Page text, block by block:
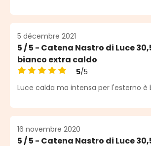
5 décembre 2021
5 / 5 - Catena Nastro di Luce
bianco extra caldo
Note moyenne de 5 sur 5 étoiles
5/5
Luce calda ma intensa per l'esterno è
16 novembre 2020
5 / 5 - Catena Nastro di Luce